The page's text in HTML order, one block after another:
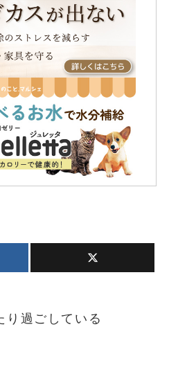
り過ごしている